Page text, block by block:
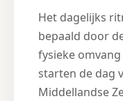
Het dagelijks
bepaald door
fysieke
starten de dag
Middellandse